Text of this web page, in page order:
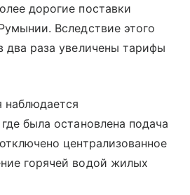
дорогие поставки
Вследствие этого
два раза увеличены тарифы
наблюдается
была остановлена подача
централизованное
горячей водой жилых